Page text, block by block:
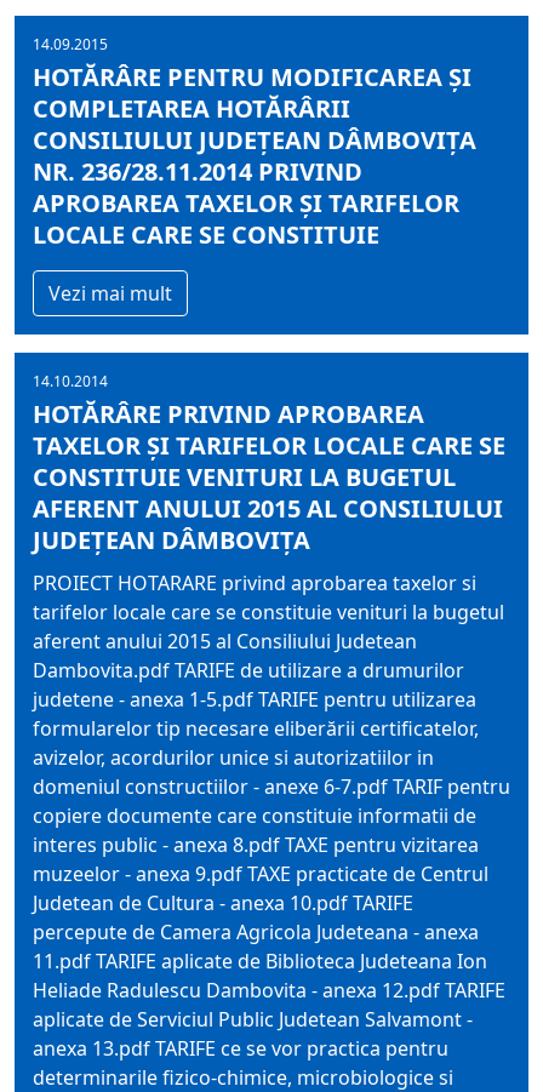
14.09.2015
HOTĂRÂRE PENTRU MODIFICAREA ŞI
COMPLETAREA HOTĂRÂRII
CONSILIULUI JUDEŢEAN DÂMBOVIŢA
NR. 236/28.11.2014 PRIVIND
APROBAREA TAXELOR ŞI TARIFELOR
LOCALE CARE SE CONSTITUIE
Vezi mai mult
14.10.2014
HOTĂRÂRE PRIVIND APROBAREA
TAXELOR ŞI TARIFELOR LOCALE CARE SE
CONSTITUIE VENITURI LA BUGETUL
AFERENT ANULUI 2015 AL CONSILIULUI
JUDEŢEAN DÂMBOVIŢA
PROIECT HOTARARE privind aprobarea taxelor si
tarifelor locale care se constituie venituri la bugetul
aferent anului 2015 al Consiliului Judetean
Dambovita.pdf TARIFE de utilizare a drumurilor
judetene - anexa 1-5.pdf TARIFE pentru utilizarea
formularelor tip necesare eliberării certificatelor,
avizelor, acordurilor unice si autorizatiilor in
domeniul constructiilor - anexe 6-7.pdf TARIF pentru
copiere documente care constituie informatii de
interes public - anexa 8.pdf TAXE pentru vizitarea
muzeelor - anexa 9.pdf TAXE practicate de Centrul
Judetean de Cultura - anexa 10.pdf TARIFE
percepute de Camera Agricola Judeteana - anexa
11.pdf TARIFE aplicate de Biblioteca Judeteana Ion
Heliade Radulescu Dambovita - anexa 12.pdf TARIFE
aplicate de Serviciul Public Judetean Salvamont -
anexa 13.pdf TARIFE ce se vor practica pentru
determinarile fizico-chimice, microbiologice si